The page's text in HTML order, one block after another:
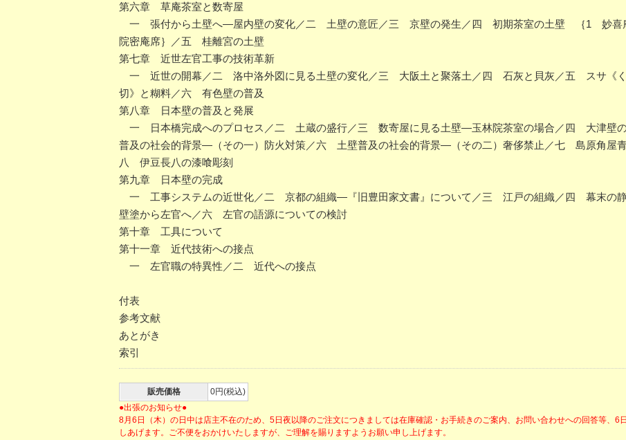
第六章 草庵茶室と数寄屋
一 張付から土壁へ―屋内壁の変化／二 土壁の意匠／三 京壁の発生／四 初期茶室の土壁 ｛1 妙喜
院密庵席｝／五 桂離宮の土壁
第七章 近世左官工事の技術革新
一 近世の開幕／二 洛中洛外図に見る土壁の変化／三 大阪土と聚落土／四 石灰と貝灰／五 スサ《く
切》と糊料／六 有色壁の普及
第八章 日本壁の普及と発展
一 日本橋完成へのプロセス／二 土蔵の盛行／三 数寄屋に見る土壁―玉林院茶室の場合／四 大津壁
普及の社会的背景―（その一）防火対策／六 土壁普及の社会的背景―（その二）奢侈禁止／七 島原角屋
八 伊豆長八の漆喰彫刻
第九章 日本壁の完成
一 工事システムの近世化／二 京都の組織―『旧豊田家文書』について／三 江戸の組織／四 幕末の
壁塗から左官へ／六 左官の語源についての検討
第十章 工具について
第十一章 近代技術への接点
一 左官職の特異性／二 近代への接点
付表
参考文献
あとがき
索引
販売価格
0円(税込)
●出張のお知らせ●
8月6日（木）の日中は店主不在のため、5日夜以降のご注文につきましては在庫確認・お手続きのご案内、お問い合わせへの回答等、6
しあげます。ご不便をおかけいたしますが、ご理解を賜りますようお願い申し上げます。